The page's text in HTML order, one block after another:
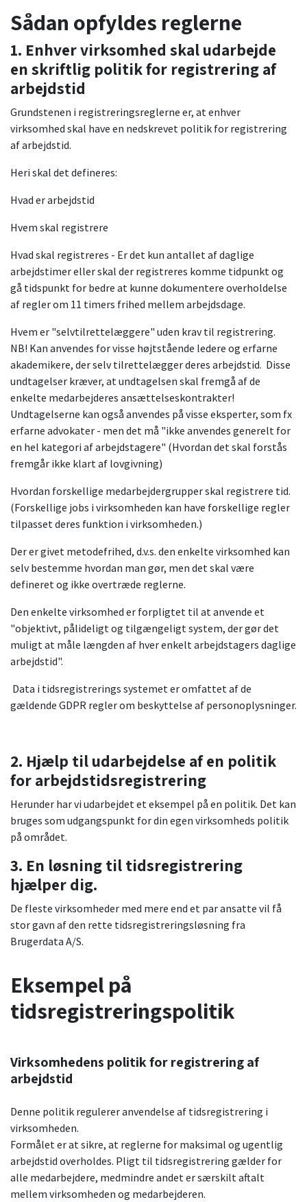
Sådan opfyldes reglerne
1. Enhver virksomhed skal udarbejde
en skriftlig politik for registrering af
arbejdstid
Grundstenen i registreringsreglerne er, at enhver
virksomhed skal have en nedskrevet politik for registrering
af arbejdstid.
Heri skal det defineres:
Hvad er arbejdstid
Hvem skal registrere
Hvad skal registreres - Er det kun antallet af daglige
arbejdstimer eller skal der registreres komme tidpunkt og
gå tidspunkt for bedre at kunne dokumentere overholdelse
af regler om 11 timers frihed mellem arbejdsdage.
Hvem er "selvtilrettelæggere" uden krav til registrering.
NB! Kan anvendes for visse højtstående ledere og erfarne
akademikere, der selv tilrettelægger deres arbejdstid. Disse
undtagelser kræver, at undtagelsen skal fremgå af de
enkelte medarbejderes ansættelseskontrakter!
Undtagelserne kan også anvendes på visse eksperter, som fx
erfarne advokater - men det må "ikke anvendes generelt for
en hel kategori af arbejdstagere" (Hvordan det skal forstås
fremgår ikke klart af lovgivning)
Hvordan forskellige medarbejdergrupper skal registrere tid.
(Forskellige jobs i virksomheden kan have forskellige regler
tilpasset deres funktion i virksomheden.)
Der er givet metodefrihed, d.v.s. den enkelte virksomhed kan
selv bestemme hvordan man gør, men det skal være
defineret og ikke overtræde reglerne.
Den enkelte virksomhed er forpligtet til at anvende et
"objektivt, pålideligt og tilgængeligt system, der gør det
muligt at måle længden af hver enkelt arbejdstagers daglige
arbejdstid".
Data i tidsregistrerings systemet er omfattet af de
gældende GDPR regler om beskyttelse af personoplysninger.
2. Hjælp til udarbejdelse af en politik
for arbejdstidsregistrering
Herunder har vi udarbejdet et eksempel på en politik. Det kan
bruges som udgangspunkt for din egen virksomheds politik
på området.
3. En løsning til tidsregistrering
hjælper dig.
De fleste virksomheder med mere end et par ansatte vil få
stor gavn af den rette tidsregistreringsløsning fra
Brugerdata A/S.
Eksempel på
tidsregistreringspolitik
Virksomhedens politik for registrering af
arbejdstid
Denne politik regulerer anvendelse af tidsregistrering i
virksomheden.
Formålet er at sikre, at reglerne for maksimal og ugentlig
arbejdstid overholdes. Pligt til tidsregistrering gælder for
alle medarbejdere, medmindre andet er særskilt aftalt
mellem virksomheden og medarbejderen.